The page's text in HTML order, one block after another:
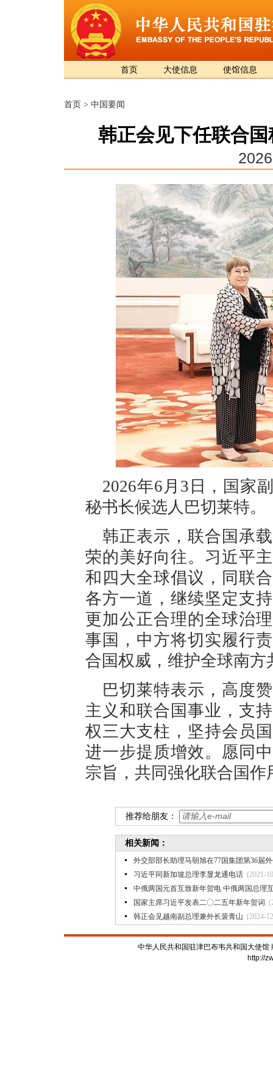
首页 大使信息 使馆信息
首页 > 中国要闻
韩正会见下任联合
2026年6月3日，国家
秘书长候选人巴切莱特。
韩正表示，联合国承
荣的美好向往。习近平
和四大全球倡议，同联
各方一道，继续坚定支
更加公正合理的全球治
事国，中方将切实履行
合国权威，维护全球南方
巴切莱特表示，高度
主义和联合国事业，支
权三大支柱，坚持会员
进一步提质增效。愿同
宗旨，共同强化联合国作
推荐给朋友：
相关新闻：
外交部部长助理马朝旭在77国集团第36届
习近平同新加坡总理李显龙通电话 (2021-
中俄两国元首互致新年贺电 中俄两国总理
国家主席习近平发表二〇二五年新年贺词
韩正会见越南副总理兼外长裴青山 (2024-
中华人民共和国驻津巴布韦共和国大使
http://